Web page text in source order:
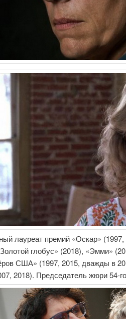
лауреат премий «Оскар»
глобус» (2018), «Эмми»
США» (1997, 2015, дважды в
2018). Председатель жюри 54-